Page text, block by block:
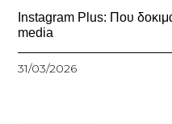
Instagram Plus: Που
media
31/03/2026